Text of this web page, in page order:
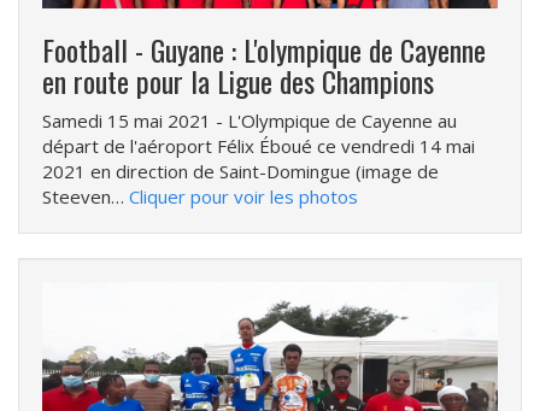
Football - Guyane : L'olympique de Cayenne
en route pour la Ligue des Champions
Samedi 15 mai 2021 - L'Olympique de Cayenne au
départ de l'aéroport Félix Éboué ce vendredi 14 mai
2021 en direction de Saint-Domingue (image de
Steeven… Cliquer pour voir les photos